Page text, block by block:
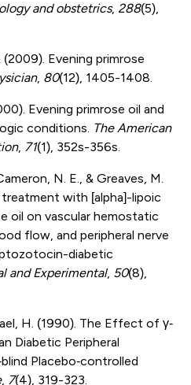
and obstetrics, 288(5),
(2009). Evening primrose
, 80(12), 1405-1408.
Evening primrose oil and
conditions. The American
, 71(1), 352s-356s.
N. E., & Greaves, M.
with [alpha]-lipoic
oil on vascular hemostatic
flow, and peripheral nerve
diabetic
and Experimental, 50(8),
H. (1990). The Effect of γ‐
Diabetic Peripheral
Placebo‐controlled
, 7(4), 319-323.